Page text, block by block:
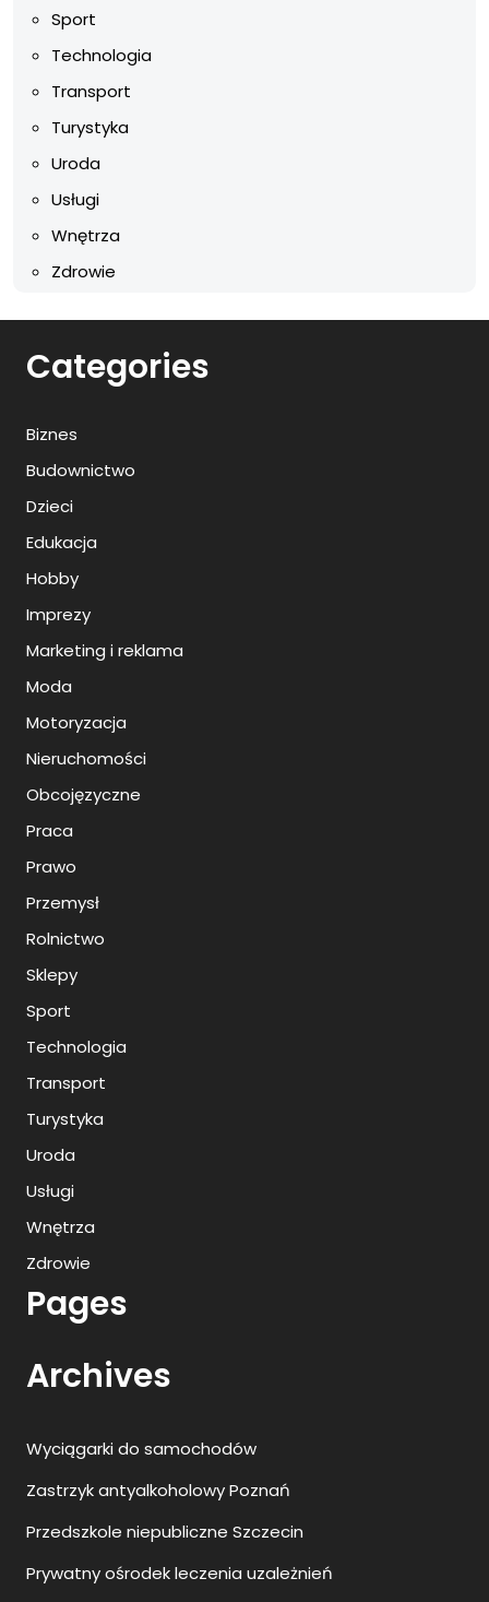
Sport
Technologia
Transport
Turystyka
Uroda
Usługi
Wnętrza
Zdrowie
Categories
Biznes
Budownictwo
Dzieci
Edukacja
Hobby
Imprezy
Marketing i reklama
Moda
Motoryzacja
Nieruchomości
Obcojęzyczne
Praca
Prawo
Przemysł
Rolnictwo
Sklepy
Sport
Technologia
Transport
Turystyka
Uroda
Usługi
Wnętrza
Zdrowie
Pages
Archives
Wyciągarki do samochodów
Zastrzyk antyalkoholowy Poznań
Przedszkole niepubliczne Szczecin
Prywatny ośrodek leczenia uzależnień